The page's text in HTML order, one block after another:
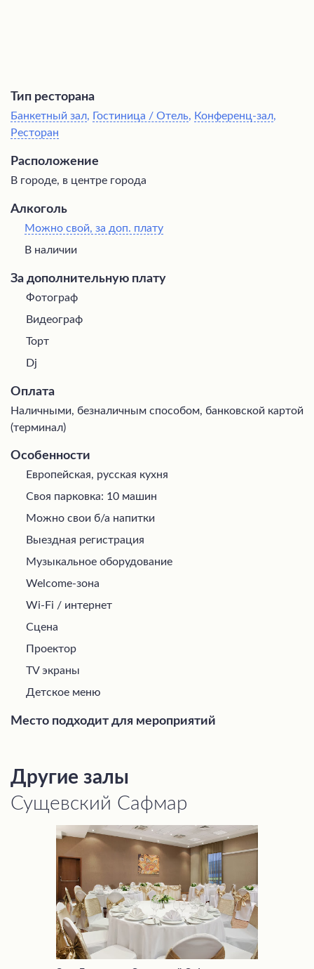
Тип ресторана
Банкетный зал, Гостиница / Отель, Конференц-зал,
Ресторан
Расположение
В городе, в центре города
Алкоголь
Можно свой, за доп. плату
В наличии
За дополнительную плату
Фотограф
Видеограф
Торт
Dj
Оплата
Наличными, безналичным способом, банковской картой
(терминал)
Особенности
Европейская, русская кухня
Своя парковка: 10 машин
Можно свои б/а напитки
Выездная регистрация
Музыкальное оборудование
Welcome-зона
Wi-Fi / интернет
Сцена
Проектор
TV экраны
Детское меню
Место подходит для мероприятий
Другие залы
Сущевский Сафмар